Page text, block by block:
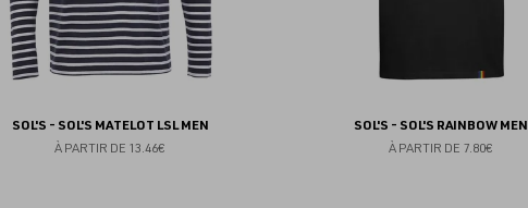
SOL'S - SOL'S MATELOT LSL MEN
À PARTIR DE 13.46€
SOL'S - SOL'S RAINBOW MEN
À PARTIR DE 7.80€